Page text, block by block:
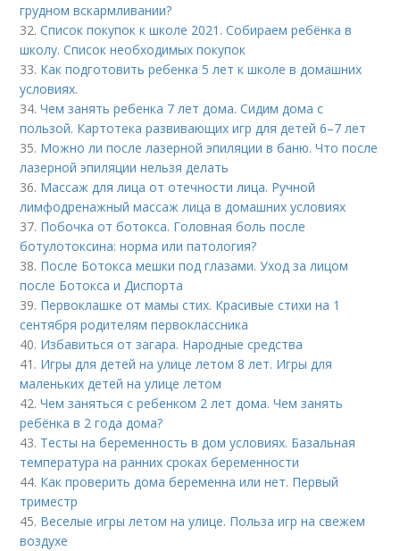
грудном вскармливании?
32.Список покупок к школе 2021. Собираем ребёнка в
школу. Список необходимых покупок
33. Как подготовить ребенка 5 лет к школе в домашних
условиях.
34.Чем занять ребенка 7 лет дома. Сидим дома с
пользой. Картотека развивающих игр для детей 6–7 лет
35. Можно ли после лазерной эпиляции в баню. Что после
лазерной эпиляции нельзя делать
36. Массаж для лица от отечности лица. Ручной
лимфодренажный массаж лица в домашних условиях
37. Побочка от ботокса. Головная боль после
ботулотоксина: норма или патология?
38. После Ботокса мешки под глазами. Уход за лицом
после Ботокса и Диспорта
39. Первоклашке от мамы стих. Красивые стихи на 1
сентября родителям первоклассника
40. Избавиться от загара. Народные средства
41. Игры для детей на улице летом 8 лет. Игры для
маленьких детей на улице летом
42.Чем заняться с ребенком 2 лет дома. Чем занять
ребёнка в 2 года дома?
43. Тесты на беременность в дом условиях. Базальная
температура на ранних сроках беременности
44. Как проверить дома беременна или нет. Первый
триместр
45. Веселые игры летом на улице. Польза игр на свежем
воздухе